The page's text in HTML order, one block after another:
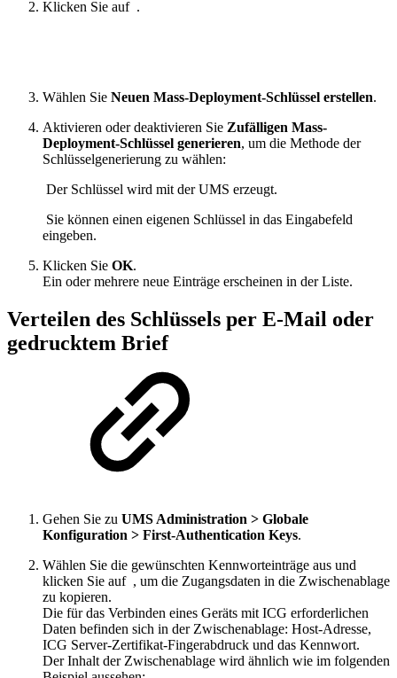
Klicken Sie auf .
Wählen Sie Neuen Mass-Deployment-Schlüssel erstellen.
Aktivieren oder deaktivieren Sie Zufälligen Mass-
Deployment-Schlüssel generieren, um die Methode der
Schlüsselgenerierung zu wählen:
Der Schlüssel wird mit der UMS erzeugt.
Sie können einen eigenen Schlüssel in das Eingabefeld
eingeben.
Klicken Sie OK.
Ein oder mehrere neue Einträge erscheinen in der Liste.
Verteilen des Schlüssels per E-Mail oder
gedrucktem Brief
Gehen Sie zu UMS Administration > Globale
Konfiguration > First-Authentication Keys.
Wählen Sie die gewünschten Kennworteinträge aus und
klicken Sie auf , um die Zugangsdaten in die Zwischenablage
zu kopieren.
Die für das Verbinden eines Geräts mit ICG erforderlichen
Daten befinden sich in der Zwischenablage: Host-Adresse,
ICG Server-Zertifikat-Fingerabdruck und das Kennwort.
Der Inhalt der Zwischenablage wird ähnlich wie im folgenden